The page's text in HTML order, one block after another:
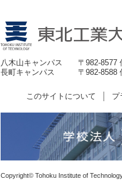
八木山キャンパス
〒982-8577
長町キャンパス
〒982-8588
このサイトについて プ
Copyright© Tohoku Institute of